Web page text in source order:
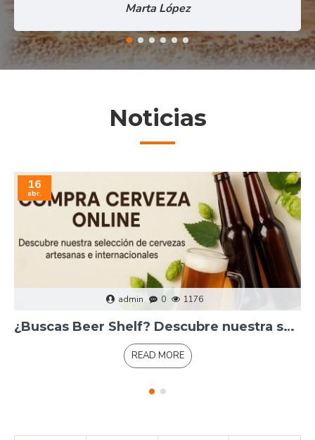
Marta López
Noticias
16
abr.
admin 0 1176
¿Buscas Beer Shelf? Descubre nuestra selección
READ MORE